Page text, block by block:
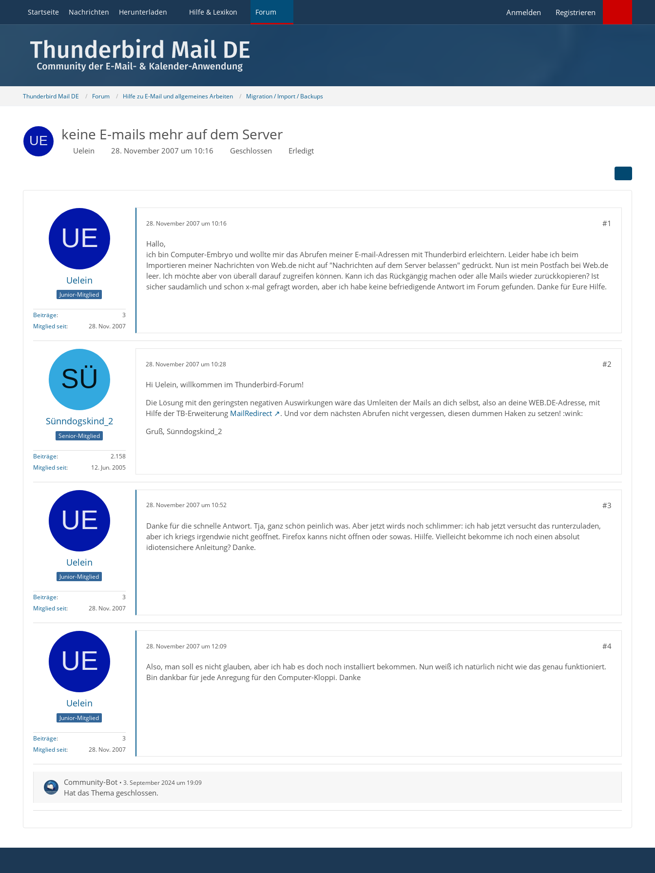
Startseite Nachrichten Herunterladen Hilfe & Lexikon Forum Anmelden Registrieren
Thunderbird Mail DE Forum Hilfe zu E-Mail und allgemeines Arbeiten Migration / Import / Backups
keine E-mails mehr auf dem Server
Uelein 28. November 2007 um 10:16 Geschlossen Erledigt
Uelein
Junior-Mitglied
Beiträge
3
Mitglied seit
28. Nov. 2007
28. November 2007 um 10:16 #1
Hallo,
ich bin Computer-Embryo und wollte mir das Abrufen meiner E-mail-Adressen mit Thunderbird erleichtern. Leider habe ich beim
Importieren meiner Nachrichten von Web.de nicht auf "Nachrichten auf dem Server belassen" gedrückt. Nun ist mein Postfach bei Web.de
leer. Ich möchte aber von überall darauf zugreifen können. Kann ich das Rückgängig machen oder alle Mails wieder zurückkopieren? Ist
sicher saudämlich und schon x-mal gefragt worden, aber ich habe keine befriedigende Antwort im Forum gefunden. Danke für Eure Hilfe.
Sünndogskind_2
Senior-Mitglied
Beiträge
2.158
Mitglied seit
12. Jun. 2005
28. November 2007 um 10:28 #2
Hi Uelein, willkommen im Thunderbird-Forum!
Die Lösung mit den geringsten negativen Auswirkungen wäre das Umleiten der Mails an dich selbst, also an deine WEB.DE-Adresse, mit
Hilfe der TB-Erweiterung MailRedirect
. Und vor dem nächsten Abrufen nicht vergessen, diesen dummen Haken zu setzen! :wink:
Gruß, Sünndogskind_2
Uelein
Junior-Mitglied
Beiträge
3
Mitglied seit
28. Nov. 2007
28. November 2007 um 10:52 #3
Danke für die schnelle Antwort. Tja, ganz schön peinlich was. Aber jetzt wirds noch schlimmer: ich hab jetzt versucht das runterzuladen,
aber ich kriegs irgendwie nicht geöffnet. Firefox kanns nicht öffnen oder sowas. Hiilfe. Vielleicht bekomme ich noch einen absolut
idiotensichere Anleitung? Danke.
Uelein
Junior-Mitglied
Beiträge
3
Mitglied seit
28. Nov. 2007
28. November 2007 um 12:09 #4
Also, man soll es nicht glauben, aber ich hab es doch noch installiert bekommen. Nun weiß ich natürlich nicht wie das genau funktioniert.
Bin dankbar für jede Anregung für den Computer-Kloppi. Danke
Community-Bot 3. September 2024 um 19:09
Hat das Thema geschlossen.